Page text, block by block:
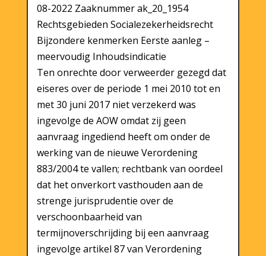
08-2022 Zaaknummer ak_20_1954
Rechtsgebieden Socialezekerheidsrecht
Bijzondere kenmerken Eerste aanleg –
meervoudig Inhoudsindicatie
Ten onrechte door verweerder gezegd dat
eiseres over de periode 1 mei 2010 tot en
met 30 juni 2017 niet verzekerd was
ingevolge de AOW omdat zij geen
aanvraag ingediend heeft om onder de
werking van de nieuwe Verordening
883/2004 te vallen; rechtbank van oordeel
dat het onverkort vasthouden aan de
strenge jurisprudentie over de
verschoonbaarheid van
termijnoverschrijding bij een aanvraag
ingevolge artikel 87 van Verordening